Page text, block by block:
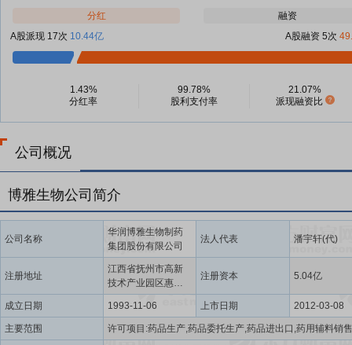
分红
融资
A股派现 17次 10.44亿 A股融资 5次
1.43%
分红率
99.78%
股利支付率
21.07%
派现融资比
公司概况
博雅生物公司简介
公司名称
华润博雅生物制药
集团股份有限公司
法人代表 潘宇轩(代)
注册地址
江西省抚州市高新
技术产业园区惠泉
路333号
注册资本 5.04亿
成立日期 1993-11-06 上市日期 2012-03-08
主要范围